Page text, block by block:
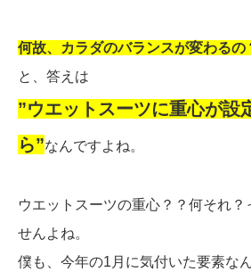
何故、カラダのバランスが変わるの
と、答えは
”ウエットスーツに重心が設
ら”なんですよね。
ウエットスーツの重心？？何それ？
せんよね。
僕も、今年の1月に気付いた要素な